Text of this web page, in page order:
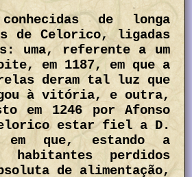
de longa
de Celorico, ligadas
uma, referente a um
em 1187, em que a
deram tal luz que
à vitória, e outra,
em 1246 por Afonso
estar fiel a D.
que, estando a
habitantes perdidos
de alimentação,